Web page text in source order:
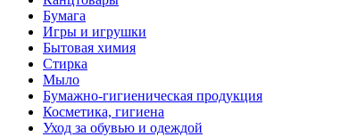
Бумага
Игры и игрушки
Бытовая химия
Стирка
Мыло
Бумажно-гигиеническая продукция
Косметика, гигиена
Уход за обувью и одеждой